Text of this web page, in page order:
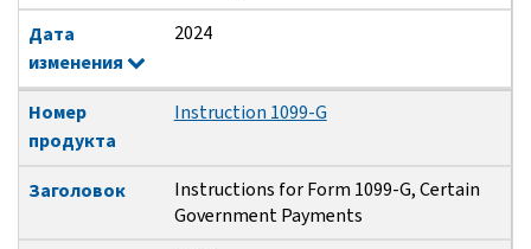
Дата
изменения
2024
Номер
продукта
Instruction 1099-G
Заголовок
Instructions for Form 1099-G, Certain
Government Payments